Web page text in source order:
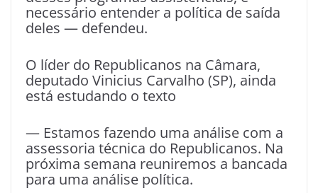
necessário entender a política de saída
deles — defendeu.
O líder do Republicanos na Câmara,
deputado Vinicius Carvalho (SP), ainda
está estudando o texto
— Estamos fazendo uma análise com a
assessoria técnica do Republicanos. Na
próxima semana reuniremos a bancada
para uma análise política.